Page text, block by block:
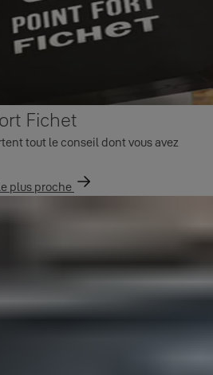
Fichet
tout le conseil dont vous avez
plus proche